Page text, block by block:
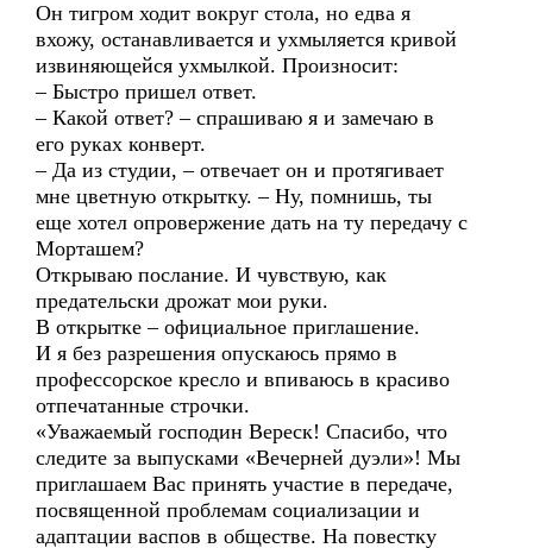
Он тигром ходит вокруг стола, но едва я
вхожу, останавливается и ухмыляется кривой
извиняющейся ухмылкой. Произносит:
– Быстро пришел ответ.
– Какой ответ? – спрашиваю я и замечаю в
его руках конверт.
– Да из студии, – отвечает он и протягивает
мне цветную открытку. – Ну, помнишь, ты
еще хотел опровержение дать на ту передачу с
Морташем?
Открываю послание. И чувствую, как
предательски дрожат мои руки.
В открытке – официальное приглашение.
И я без разрешения опускаюсь прямо в
профессорское кресло и впиваюсь в красиво
отпечатанные строчки.
«Уважаемый господин Вереск! Спасибо, что
следите за выпусками «Вечерней дуэли»! Мы
приглашаем Вас принять участие в передаче,
посвященной проблемам социализации и
адаптации васпов в обществе. На повестку